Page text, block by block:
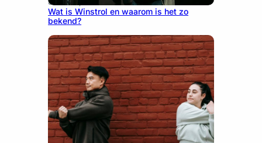
Wat is Winstrol en waarom is het zo
bekend?